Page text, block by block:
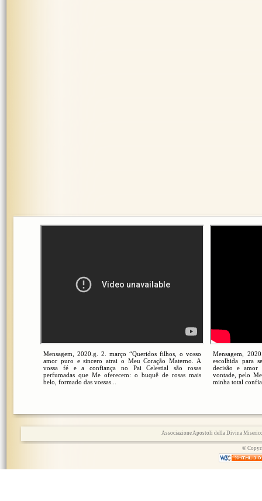
Mensagem, 2020.g. 2. março “Queridos filhos, o vosso
amor puro e sincero atrai o Meu Coração Materno. A
vossa fé e a confiança no Pai Celestial são rosas
perfumadas que Me oferecem: o buquê de rosas mais
belo, formado das vossas...
Mensagem,
escolhida para
decisão e
vontade, pelo
minha total
Associazione Apostoli della Divina
©